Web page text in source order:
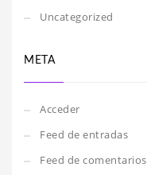
Uncategorized
META
Acceder
Feed de entradas
Feed de comentarios